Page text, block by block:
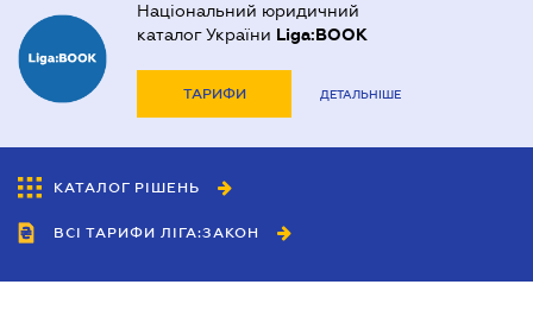
Національний юридичний
каталог України Liga:BOOK
ТАРИФИ ДЕТАЛЬНІШЕ
КАТАЛОГ РІШЕНЬ
ВСІ ТАРИФИ ЛІГА:ЗАКОН